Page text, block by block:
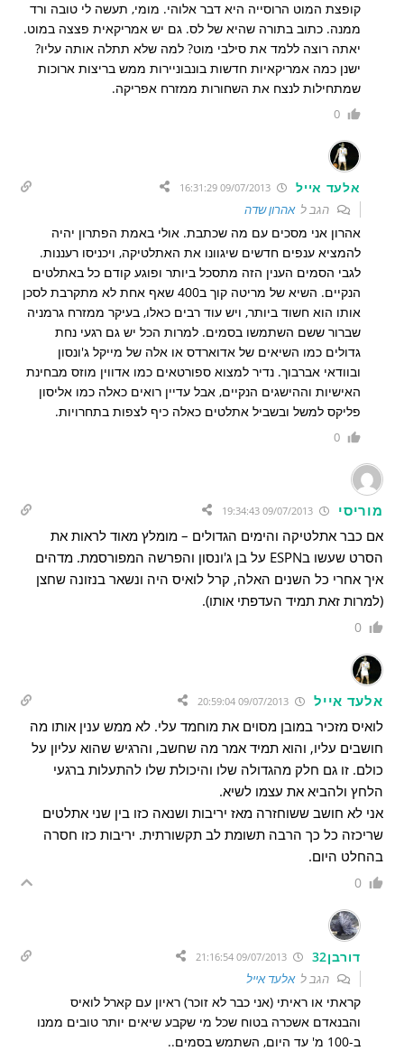
קופצת המוט הרוסייה היא דבר אלוהי. מומי, תעשה לי טובה ורד
ממנה. כתוב בתורה שהיא של לס. גם יש אמריקאית פצצה במוט.
יאתה רוצה ללמד את סילבי מוט? למה שלא תתלה אותה עליו?
ישנן כמה אמריקאיות חדשות בונבוניירות ממש בריצות ארוכות
שמתחילות לנצח את השחורות ממזרח אפריקה.
0
אלעד אייל
הגב לאהרון שדה
אהרון אני מסכים עם מה שכתבת. אולי באמת הפתרון יהיה
להמציא ענפים חדשים שיגוונו את האתלטיקה, ויכניסו רעננות.
לגבי הסמים הענין הזה מתסכל ביותר ופוגע קודם כל באתלטים
הנקיים. השיא של מריטה קוך ב400 שאף אחת לא מתקרבת לסכן
אותו הוא חשוד ביותר, ויש עוד רבים כאלו, בעיקר ממזרח גרמניה
שברור ששם השתמשו בסמים. למרות הכל יש גם רגעי נחת
גדולים כמו השיאים של אדוארדס או אלה של מייקל ג'ונסון
ובוודאי אברבוך. נדיר למצוא ספורטאים כמו אדווין מוזס מבחינת
האישיות וההישגים הנקיים, אבל עדיין רואים כאלה כמו אליסון
פליקס למשל ובשביל אתלטים כאלה כיף לצפות בתחרויות.
0
מוריסי
אם כבר אתלטיקה והימים הגדולים – מומלץ מאוד לראות את
הסרט שעשו בESPN על בן ג'ונסון והפרשה המפורסמת. מדהים
איך אחרי כל השנים האלה, קרל לואיס היה ונשאר בנזונה שחצן
(למרות זאת תמיד העדפתי אותו).
0
אלעד אייל
לואיס מזכיר במובן מסוים את מוחמד עלי. לא ממש ענין אותו מה
חושבים עליו, והוא תמיד אמר מה שחשב, והרגיש שהוא עליון על
כולם. זו גם חלק מהגדולה שלו והיכולת שלו להתעלות ברגעי
הלחץ ולהביא את עצמו לשיא.
אני לא חושב ששוחזרה מאז יריבות ושנאה כזו בין שני אתלטים
שריכזה כל כך הרבה תשומת לב תקשורתית. יריבות כזו חסרה
בהחלט היום.
0
דורבן32 09/07/2013 21:16:54
הגב לאלעד אייל
קראתי או ראיתי (אני כבר לא זוכר) ראיון עם קארל לואיס
והבנאדם אשכרה בטוח שכל מי שקבע שיאים יותר טובים ממנו
ב-100 מ' עד היום, השתמש בסמים..